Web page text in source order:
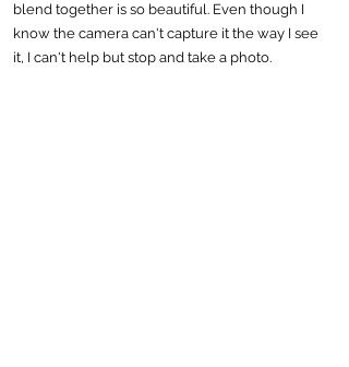
blend together is so beautiful. Even though I
know the camera can't capture it the way I see
it, I can't help but stop and take a photo.